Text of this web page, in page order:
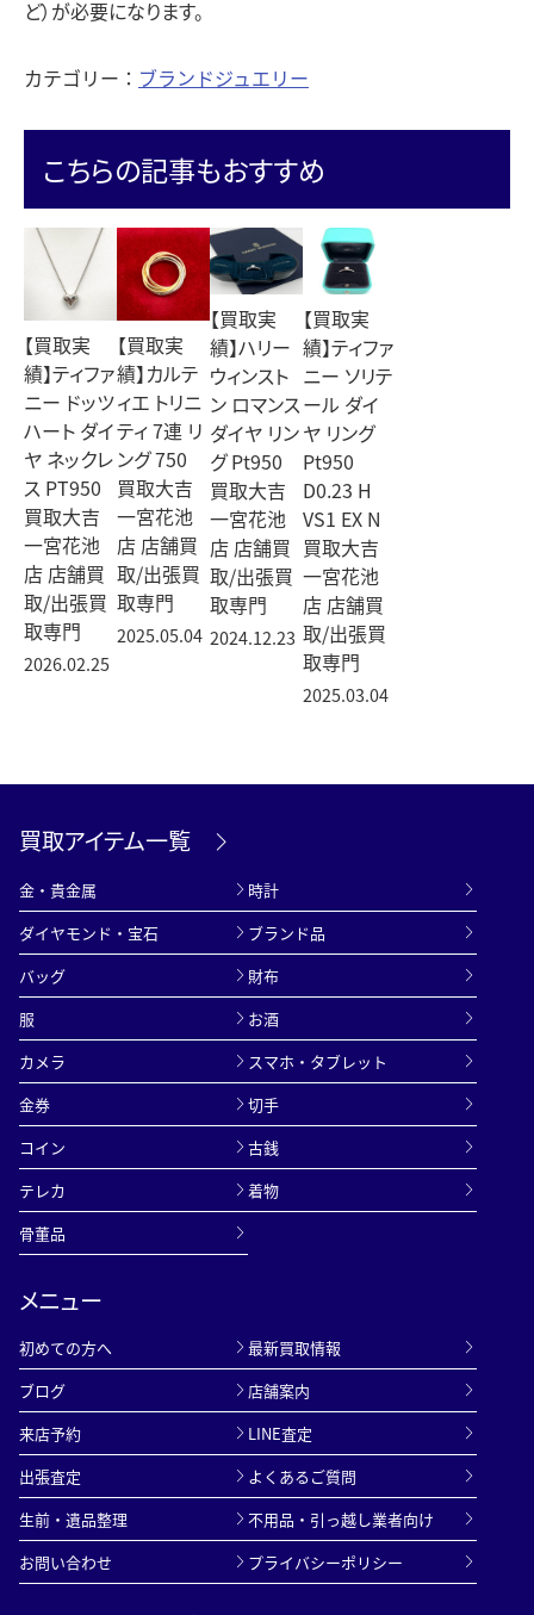
ど）が必要になります。
カテゴリー： ブランドジュエリー
こちらの記事もおすすめ
【買取実
績】ティファ
ニー ドッツ
ハート ダイ
ヤ ネックレ
ス PT950
買取大吉
一宮花池
店 店舗買
取/出張買
取専門
2026.02.25
【買取実
績】カルテ
ィエ トリニ
ティ 7連 リ
ング 750
買取大吉
一宮花池
店 店舗買
取/出張買
取専門
2025.05.04
【買取実
績】ハリー
ウィンスト
ン ロマンス
ダイヤ リン
グ Pt950
買取大吉
一宮花池
店 店舗買
取/出張買
取専門
2024.12.23
【買取実
績】ティファ
ニー ソリテ
ール ダイ
ヤ リング
Pt950
D0.23 H
VS1 EX N
買取大吉
一宮花池
店 店舗買
取/出張買
取専門
2025.03.04
買取アイテム一覧
金・貴金属
時計
ダイヤモンド・宝石
ブランド品
バッグ
財布
服
お酒
カメラ
スマホ・タブレット
金券
切手
コイン
古銭
テレカ
着物
骨董品
メニュー
初めての方へ
最新買取情報
ブログ
店舗案内
来店予約
LINE査定
出張査定
よくあるご質問
生前・遺品整理
不用品・引っ越し業者向け
お問い合わせ
プライバシーポリシー